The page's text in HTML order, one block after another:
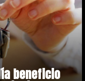
beneficio